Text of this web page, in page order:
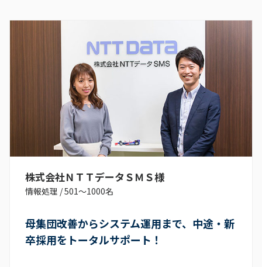
株式会社ＮＴＴデータＳＭＳ様
情報処理 /501〜1000名
母集団改善からシステム運用まで、中途・新
卒採用をトータルサポート！